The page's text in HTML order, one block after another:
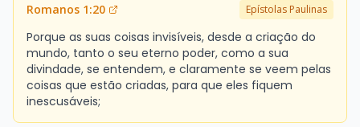
Romanos 1:20 Epístolas Paulinas
Porque as suas coisas invisíveis, desde a criação do
mundo, tanto o seu eterno poder, como a sua
divindade, se entendem, e claramente se veem pelas
coisas que estão criadas, para que eles fiquem
inescusáveis;